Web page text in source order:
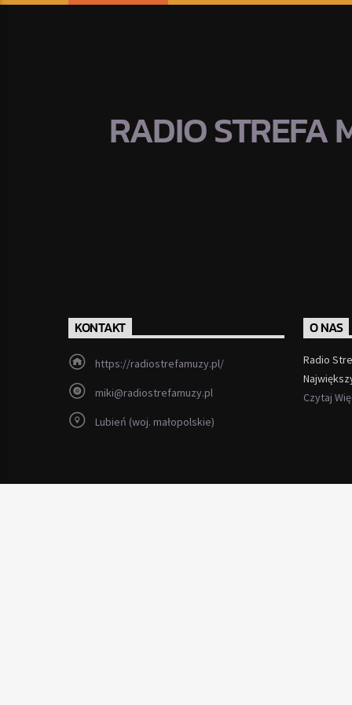
RADIO STREFA
KONTAKT
https://radiostrefamuzy.pl/
miki@radiostrefamuzy.pl
Lubień (woj. małopolskie)
O NAS
Radio
Czytaj